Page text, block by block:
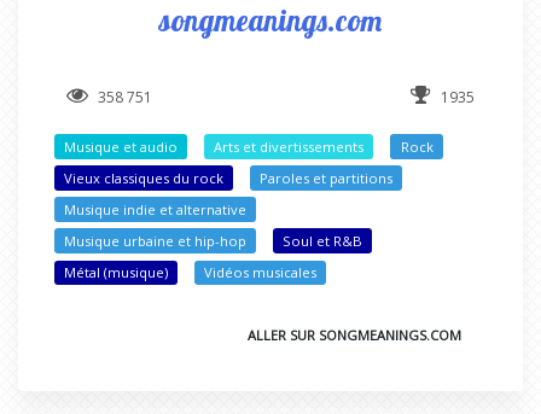
songmeanings.com
358 751 1935
Musique et audio Arts et divertissements
Rock
Vieux classiques du rock
Paroles et partitions
Musique indie et alternative
Musique urbaine et hip-hop
Soul et R&B
Métal (musique)
Vidéos musicales
ALLER SUR SONGMEANINGS.COM